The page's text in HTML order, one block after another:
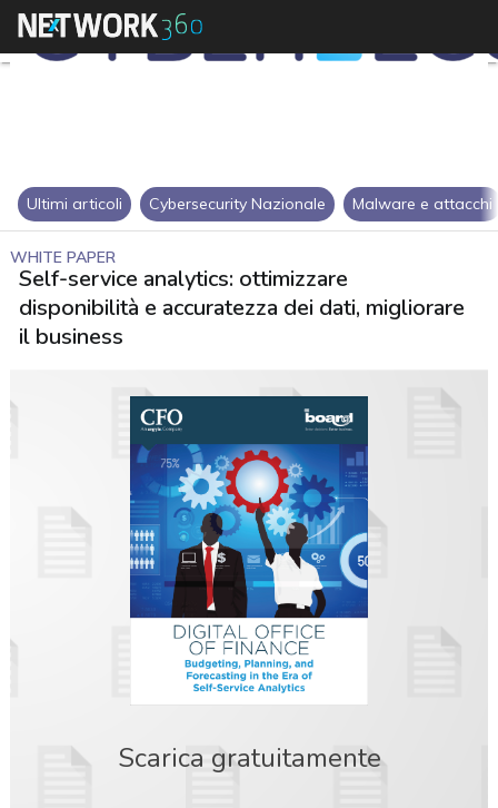
Ultimi articoli Cybersecurity Nazionale Malware e attacchi
WHITE PAPER
Self-service analytics: ottimizzare
disponibilità e accuratezza dei dati, migliorare
il business
Scarica gratuitamente